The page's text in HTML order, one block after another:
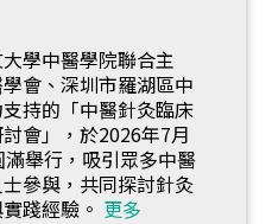
學中醫學院聯合主
會、深圳市羅湖區中
持的「中醫針灸臨床
會」，於2026年7月
舉行，吸引眾多中醫
參與，共同探討針灸
踐經驗。 更多